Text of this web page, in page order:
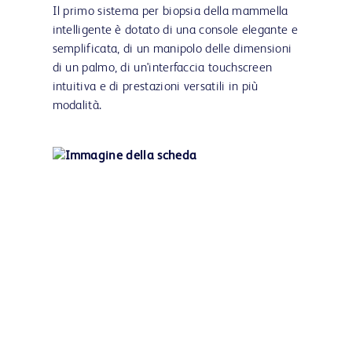
Il primo sistema per biopsia della mammella
intelligente è dotato di una console elegante e
semplificata, di un manipolo delle dimensioni
di un palmo, di un'interfaccia touchscreen
intuitiva e di prestazioni versatili in più
modalità.